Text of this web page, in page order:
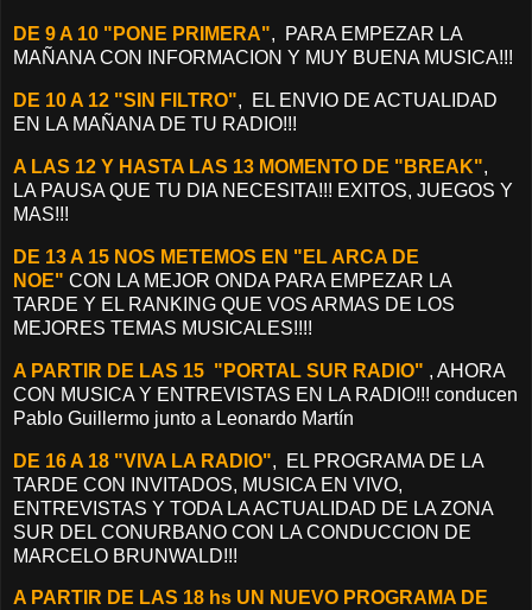
DE 9 A 10 "PONE PRIMERA", PARA EMPEZAR LA
MAÑANA CON INFORMACION Y MUY BUENA MUSICA!!!
DE 10 A 12 "SIN FILTRO", EL ENVIO DE ACTUALIDAD
EN LA MAÑANA DE TU RADIO!!!
A LAS 12 Y HASTA LAS 13 MOMENTO DE "BREAK",
LA PAUSA QUE TU DIA NECESITA!!! EXITOS, JUEGOS Y
MAS!!!
DE 13 A 15 NOS METEMOS EN "EL ARCA DE
NOE" CON LA MEJOR ONDA PARA EMPEZAR LA
TARDE Y EL RANKING QUE VOS ARMAS DE LOS
MEJORES TEMAS MUSICALES!!!!
A PARTIR DE LAS 15 "PORTAL SUR RADIO" , AHORA
CON MUSICA Y ENTREVISTAS EN LA RADIO!!! conducen
Pablo Guillermo junto a Leonardo Martín
DE 16 A 18 "VIVA LA RADIO", EL PROGRAMA DE LA
TARDE CON INVITADOS, MUSICA EN VIVO,
ENTREVISTAS Y TODA LA ACTUALIDAD DE LA ZONA
SUR DEL CONURBANO CON LA CONDUCCION DE
MARCELO BRUNWALD!!!
A PARTIR DE LAS 18 hs UN NUEVO PROGRAMA DE